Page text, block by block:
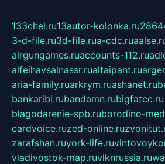
133chel.ru13autor-kolonka.ru
3-d-file.ru3d-file.rua-cdc.ru
airgungames.ruaccounts-112.ru
alfeihavsalnassr.rualtaipant.ru
aria-family.ruarkrym.ruashanet.ru
bankaribi.rubandamn.rubigfatcc.ru
blagodarenie-spb.ruborodino-
cardvoice.ruzed-online.ru
zarafshan.ruyork-life.ru
vladivostok-map.ruvlknrussia.ru